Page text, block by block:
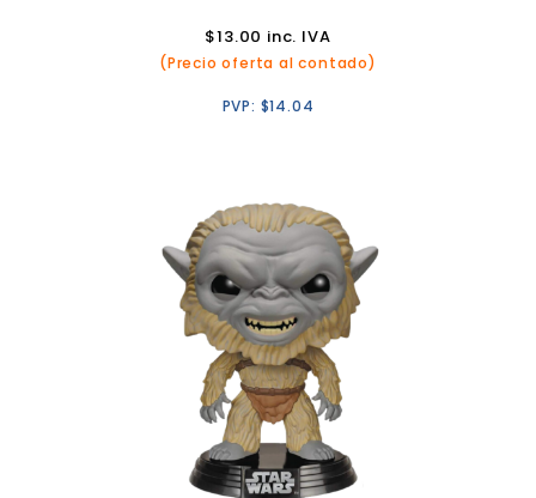
$13.00 inc. IVA
(Precio oferta al contado)
PVP: $14.04